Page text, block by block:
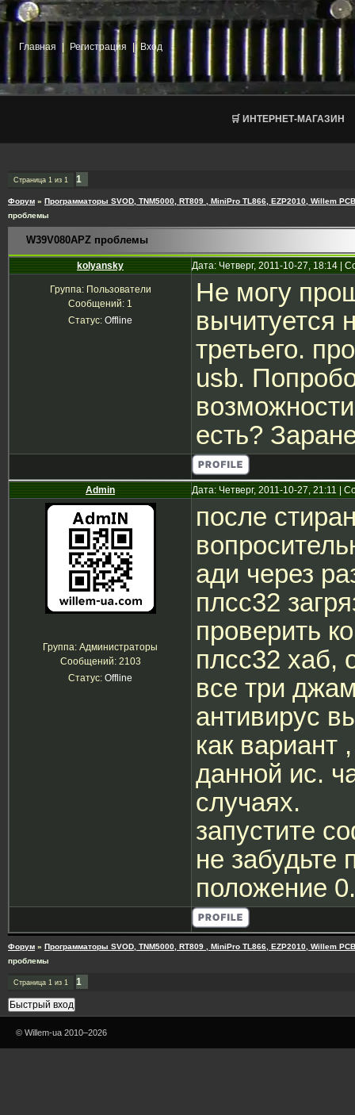
Главная Регистрация | Вход
🛒 ИНТЕРНЕТ-МАГАЗИН
Страница 1 из 1 1
Форум » Программаторы SVOD, TNM5000, RT809 , MiniPro TL866, EZP2010, Willem
проблемы
W39V080APZ проблемы
kolyansky Дата: Четверг, 2011-10-27, 18:14 |
Группа: Пользователи
Сообщений: 1
Статус: Offline
Не могу
вычитуется
третьего.
usb.
есть?
Admin Дата: Четверг, 2011-10-27, 21:11 |
Группа: Администраторы
Сообщений: 2103
Статус: Offline
после
ади через
плсс32
проверить
плсс32
все три
антивирус
как вариант
данной ис.
случаях.
запустите
не забудьте
положение
Форум » Программаторы SVOD, TNM5000, RT809 , MiniPro TL866, EZP2010, Willem
проблемы
Страница 1 из 1 1
© Willem-ua 2010–2026